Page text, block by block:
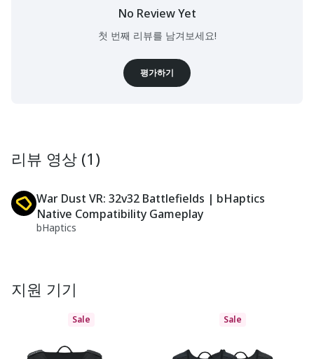
No Review Yet
첫 번째 리뷰를 남겨보세요!
평가하기
리뷰 영상 (1)
War Dust VR: 32v32 Battlefields | bHaptics
Native Compatibility Gameplay
bHaptics
지원 기기
Sale Sale